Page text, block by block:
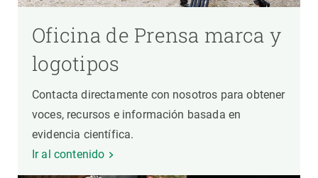
Oficina de Prensa marca y
logotipos
Contacta directamente con nosotros para obtener
voces, recursos e información basada en
evidencia científica.
Ir al contenido